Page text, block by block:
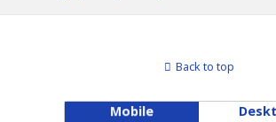
Back to top
Mobile